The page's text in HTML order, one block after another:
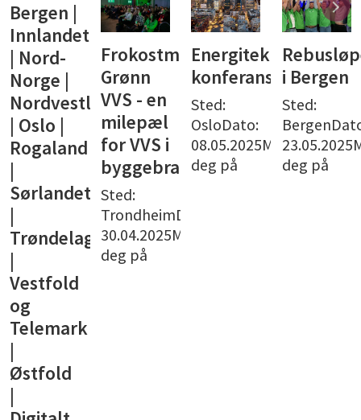
Bergen |
Innlandet
| Nord-
Norge |
Nordvestlandet
| Oslo |
Rogaland
|
Sørlandet
|
Trøndelag
|
Vestfold
og
Telemark
|
Østfold
|
Frokostmøte:
Grønn
VVS - en
milepæl
for VVS i
byggebransjen
Sted:
TrondheimDato:
30.04.2025Meld
deg på
Energiteknisk
konferanse
Sted:
OsloDato:
08.05.2025Meld
deg på
i Bergen
Sted:
deg på